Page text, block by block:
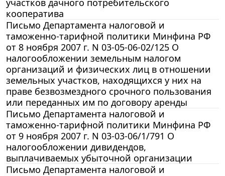
кооператива
Письмо Департамента налоговой и
таможенно-тарифной политики Минфина РФ
от 8 ноября 2007 г. N 03-05-06-02/125 О
налогообложении земельным налогом
организаций и физических лиц в отношении
земельных участков, находящихся у них на
праве безвозмездного срочного пользования
или переданных им по договору аренды
Письмо Департамента налоговой и
таможенно-тарифной политики Минфина РФ
от 9 ноября 2007 г. N 03-03-06/1/791 О
налогообложении дивидендов,
выплачиваемых убыточной организации
Письмо Департамента налоговой и